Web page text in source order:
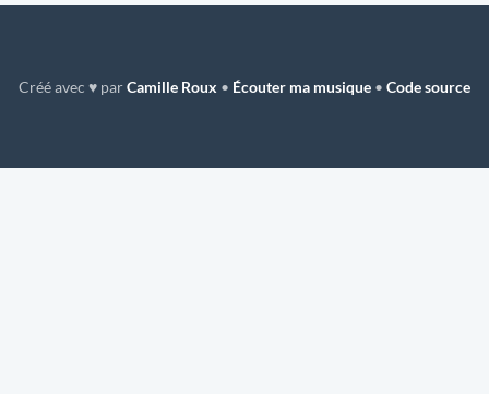
Créé avec ♥ parCamille Roux • Écouter ma musique • Code source